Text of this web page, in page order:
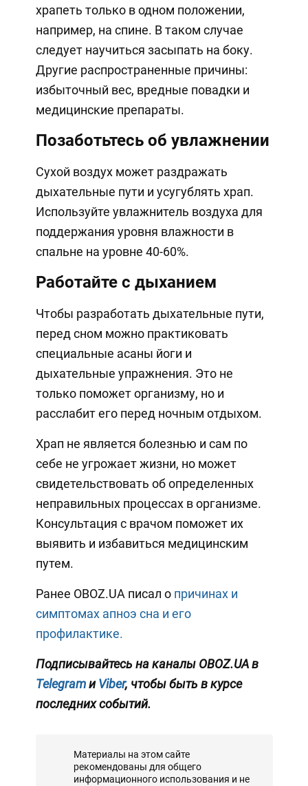
храпеть только в одном положении,
например, на спине. В таком случае
следует научиться засыпать на боку.
Другие распространенные причины:
избыточный вес, вредные повадки и
медицинские препараты.
Позаботьтесь об увлажнении
Сухой воздух может раздражать
дыхательные пути и усугублять храп.
Используйте увлажнитель воздуха для
поддержания уровня влажности в
спальне на уровне 40-60%.
Работайте с дыханием
Чтобы разработать дыхательные пути,
перед сном можно практиковать
специальные асаны йоги и
дыхательные упражнения. Это не
только поможет организму, но и
расслабит его перед ночным отдыхом.
Храп не является болезнью и сам по
себе не угрожает жизни, но может
свидетельствовать об определенных
неправильных процессах в организме.
Консультация с врачом поможет их
выявить и избавиться медицинским
путем.
Ранее OBOZ.UA писал о причинах и
симптомах апноэ сна и его
профилактике.
Подписывайтесь на каналы OBOZ.UA в
TelegramиViber, чтобы быть в курсе
последних событий.
Материалы на этом сайте
рекомендованы для общего
информационного использования и не